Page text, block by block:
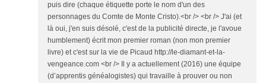
puis dire (chaque étiquette porte le nom d'un des
personnages du Comte de Monte Cristo).<br /> <br /> J'ai (et
là oui, j'en suis désolé, c'est de la publicité directe, je l'avoue
humblement) écrit mon premier roman (non mon premier
livre) et c'est sur la vie de Picaud http://le-diamant-et-la-
vengeance.com <br /> Il y a actuellement (2016) une équipe
(d’apprentis généalogistes) qui travaille à prouver ou non